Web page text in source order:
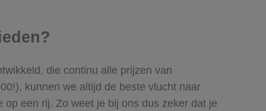
die continu alle prijzen van
kunnen we altijd de beste vlucht naar
een rij. Zo weet je bij ons dus zeker dat je